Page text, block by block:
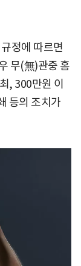
정에 따르면
무(無)관중 홈
, 300만원 이
등의 조치가